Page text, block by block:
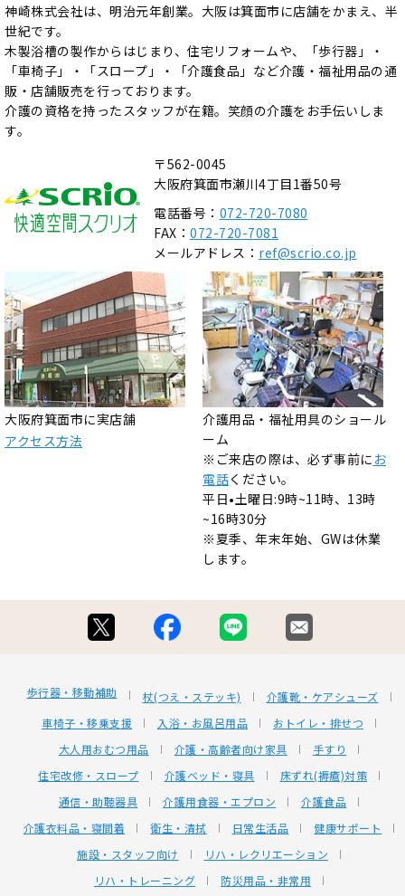
神崎株式会社は、明治元年創業。大阪は箕面市に店舗をかまえ、半
世紀です。
木製浴槽の製作からはじまり、住宅リフォームや、「歩行器」・
「車椅子」・「スロープ」・「介護食品」など介護・福祉用品の通
販・店舗販売を行っております。
介護の資格を持ったスタッフが在籍。笑顔の介護をお手伝いしま
す。
〒562-0045
大阪府箕面市瀬川4丁目1番50号
電話番号： 072-720-7080
FAX： 072-720-7081
メールアドレス： ref@scrio.co.jp
大阪府箕面市に実店舗
アクセス方法
介護用品・福祉用具のショール
ーム
※ご来店の際は、必ず事前に お
電話ください。
平日•土曜日:9時~11時、13時
~16時30分
※夏季、年末年始、GWは休業
します。
歩行器・移動補助 杖(つえ・ステッキ)
介護靴・ケアシューズ
車椅子・移乗支援
入浴・お風呂用品
おトイレ・排せつ
大人用おむつ用品
介護・高齢者向け家具
手すり
住宅改修・スロープ
介護ベッド・寝具
床ずれ(褥瘡)対策
通信・助聴器具
介護用食器・エプロン
介護食品
介護衣料品・寝間着
衛生・清拭 日常生活品
健康サポート
施設・スタッフ向け
リハ・レクリエーション
リハ・トレーニング
防災用品・非常用